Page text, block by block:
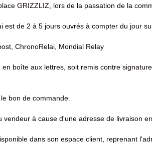
GRIZZLIZ, lors de la passation de la
de 2 à 5 jours ouvrés à compter du jour
ChronoRelai, Mondial Relay
boîte aux lettres, soit remis contre
bon de commande.
à cause d'une adresse de livraison
dans son espace client, reprenant